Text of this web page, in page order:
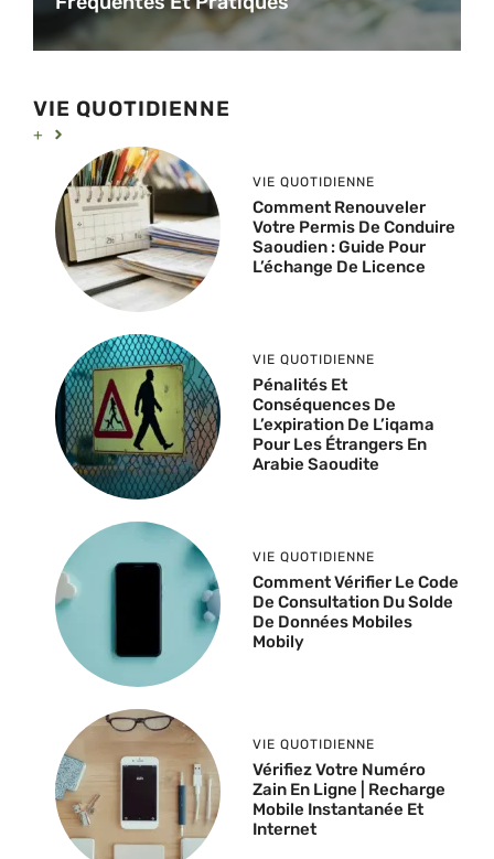
VIE QUOTIDIENNE
+
VIE QUOTIDIENNE
Comment Renouveler
Votre Permis De Conduire
Saoudien : Guide Pour
L’échange De Licence
VIE QUOTIDIENNE
Pénalités Et
Conséquences De
L’expiration De L’iqama
Pour Les Étrangers En
Arabie Saoudite
VIE QUOTIDIENNE
Comment Vérifier Le Code
De Consultation Du Solde
De Données Mobiles
Mobily
VIE QUOTIDIENNE
Vérifiez Votre Numéro
Zain En Ligne | Recharge
Mobile Instantanée Et
Internet